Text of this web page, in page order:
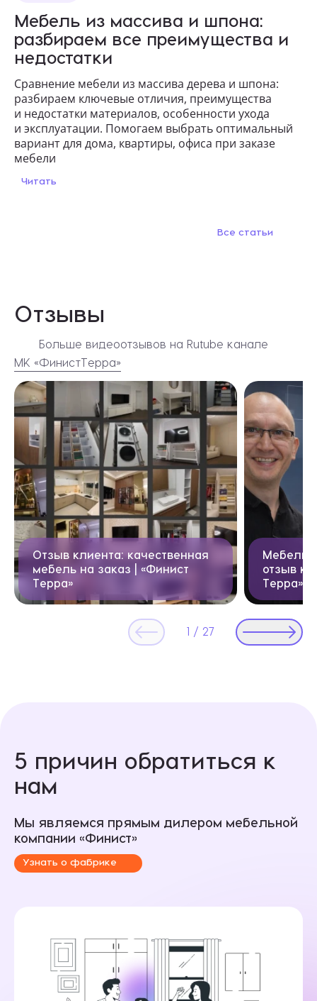
Мебель из массива и шпона:
разбираем все преимущества и
недостатки
Сравнение мебели из массива дерева и шпона:
разбираем ключевые отличия, преимущества
и недостатки материалов, особенности ухода
и эксплуатации. Помогаем выбрать оптимальный
вариант для дома, квартиры, офиса при заказе
мебели
Читать
Все статьи
Отзывы
Больше видеоотзывов на Rutube канале
МК «ФинистТерра»
Видеоотзывы
Отзыв клиента: качественная
мебель на заказ | «Финист
Терра»
Мебель
отзыв
Терра»
1 / 27
5 причин обратиться к
нам
Мы являемся прямым дилером мебельной
компании «Финист»
Узнать о фабрике